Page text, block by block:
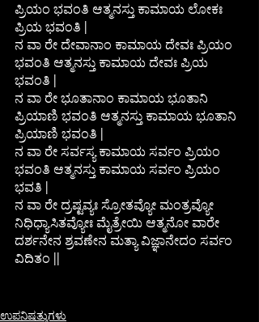
ಪ್ರಿಯಂ ಭವಂತಿ ಆತ್ಮನಸ್ತು ಕಾಮಾಯ ಲೋಕಃ
ಪ್ರಿಯ ಭವಂತಿ |
ನ ವಾ ರೇ ದೇವಾನಾಂ ಕಾಮಾಯ ದೇವಃ ಪ್ರಿಯಂ
ಭವಂತಿ ಆತ್ಮನಸ್ತು ಕಾಮಾಯ ದೇವಃ ಪ್ರಿಯ
ಭವಂತಿ |
ನ ವಾ ರೇ ಭೂತಾನಾಂ ಕಾಮಾಯ ಭೂತಾನಿ
ಪ್ರಿಯಾಣಿ ಭವಂತಿ ಆತ್ಮನಸ್ತು ಕಾಮಾಯ ಭೂತಾನಿ
ಪ್ರಿಯಾಣಿ ಭವಂತಿ |
ನ ವಾ ರೇ ಸರ್ವಸ್ಯ ಕಾಮಾಯ ಸರ್ವಂ ಪ್ರಿಯಂ
ಭವಂತಿ ಆತ್ಮನಸ್ತು ಕಾಮಾಯ ಸರ್ವಂ ಪ್ರಿಯಂ
ಭವತಿ |
ನ ವಾ ರೇ ದ್ರಷ್ಟವ್ಯಃ ಸ್ರೋತವ್ಯೋ ಮಂತ್ರವ್ಯೋ
ನಿಧಿಧ್ಯಾಸಿತವ್ಯೋಃ ಮೈತ್ರೇಯಿ ಆತ್ಮನೋ ವಾರೇ
ದರ್ಶನೇನ ಶ್ರವಣೇನ ಮತ್ಯಾ ವಿಜ್ಞಾನೇದಂ ಸರ್ವಂ
ವಿದಿತಂ ||
ಉಪನಿಷತ್ತುಗಳು